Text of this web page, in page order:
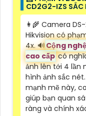
CD2G2-IZS SẮC
👩‍🌾 Camera
Hikvision có
4x. 🔊Cộng
cao cấpcó
ảnh lên tới 4 lần
hình ảnh sắc
mạnh mẽ này,
giúp bạn quan
ràng và chính